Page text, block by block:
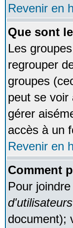
Revenir en
Que sont
Les
regrouper
groupes
peut se voir
gérer
accès à un
Revenir en
Comment
Pour
d'utilisateurs
document);